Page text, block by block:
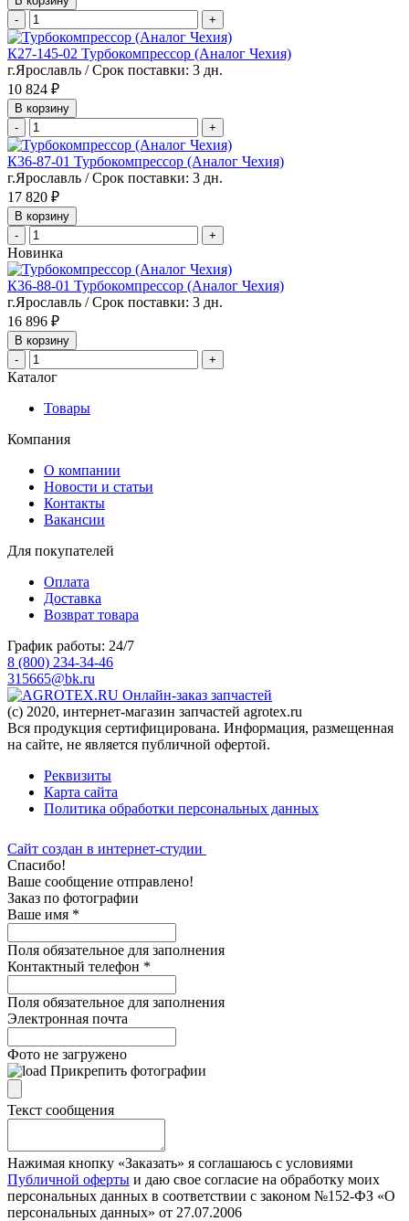
-
+
К27-145-02 Турбокомпрессор (Аналог Чехия)
г.Ярославль / Срок поставки: 3 дн.
10 824 ₽
В корзину
-
+
К36-87-01 Турбокомпрессор (Аналог Чехия)
г.Ярославль / Срок поставки: 3 дн.
17 820 ₽
В корзину
-
+
Новинка
К36-88-01 Турбокомпрессор (Аналог Чехия)
г.Ярославль / Срок поставки: 3 дн.
16 896 ₽
В корзину
-
+
Каталог
Товары
Компания
О компании
Новости и статьи
Контакты
Вакансии
Для покупателей
Оплата
Доставка
Возврат товара
График работы: 24/7
8 (800) 234-34-46
315665@bk.ru
Онлайн-заказ запчастей
(c) 2020, интернет-магазин запчастей agrotex.ru
Вся продукция сертифицирована. Информация, размещенная
на сайте, не является публичной офертой.
Реквизиты
Карта сайта
Политика обработки персональных данных
Сайт создан в интернет-студии
Спасибо!
Ваше сообщение отправлено!
Заказ по фотографии
Ваше имя *
Поля обязательное для заполнения
Контактный телефон *
Поля обязательное для заполнения
Электронная почта
Фото не загружено
Прикрепить фотографии
Текст сообщения
Нажимая кнопку «Заказать» я соглашаюсь с условиями
Публичной оферты и даю свое согласие на обработку моих
персональных данных в соответствии с законом №152-ФЗ «О
персональных данных» от 27.07.2006